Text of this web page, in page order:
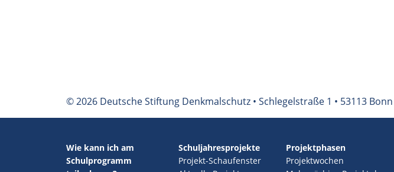
© 2026 Deutsche Stiftung Denkmalschutz • Schlegelstraße 1 • 53113 Bonn
Wie kann ich am
Schulprogramm
Schuljahresprojekte
Projekt-Schaufenster
Projektphasen
Projektwochen